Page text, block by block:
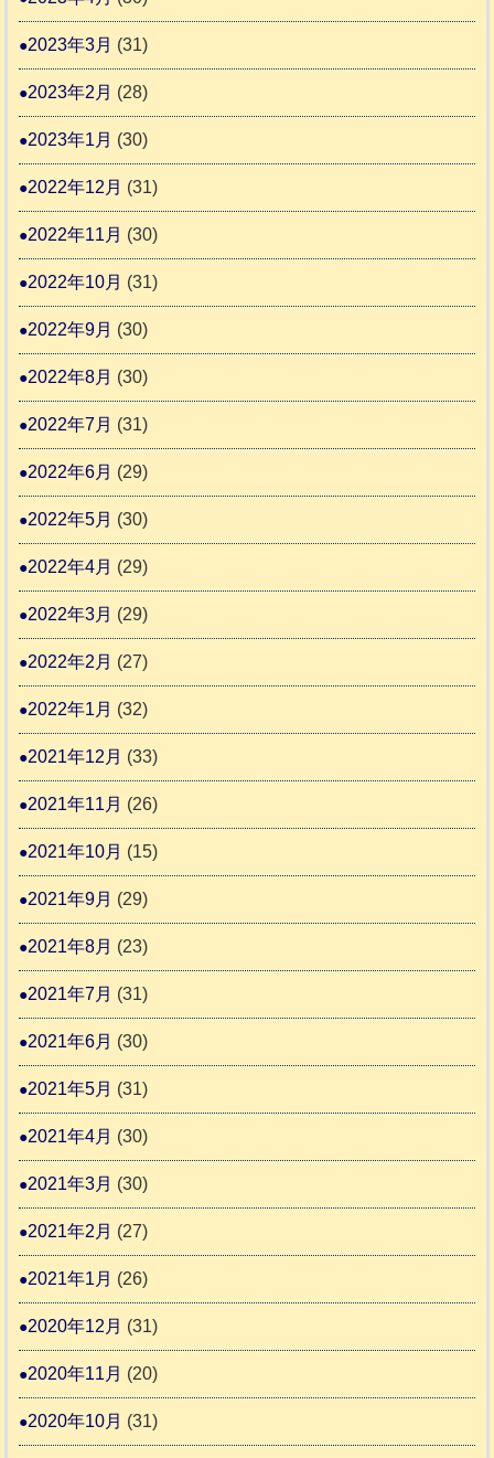
2023年3月 (31)
2023年2月 (28)
2023年1月 (30)
2022年12月 (31)
2022年11月 (30)
2022年10月 (31)
2022年9月 (30)
2022年8月 (30)
2022年7月 (31)
2022年6月 (29)
2022年5月 (30)
2022年4月 (29)
2022年3月 (29)
2022年2月 (27)
2022年1月 (32)
2021年12月 (33)
2021年11月 (26)
2021年10月 (15)
2021年9月 (29)
2021年8月 (23)
2021年7月 (31)
2021年6月 (30)
2021年5月 (31)
2021年4月 (30)
2021年3月 (30)
2021年2月 (27)
2021年1月 (26)
2020年12月 (31)
2020年11月 (20)
2020年10月 (31)